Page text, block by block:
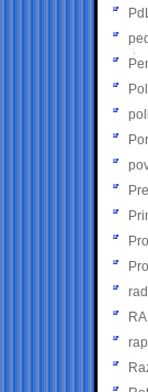
RAI